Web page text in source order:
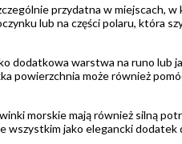
przydatna w miejscach, w
lub na części polaru, która
dodatkowa warstwa na runo lub
powierzchnia może również
morskie mają również silną
wszystkim jako elegancki dodatek